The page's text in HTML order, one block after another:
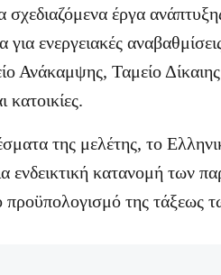
έργα
για ενεργειακές
Ανάκαμψης, Ταμείο
κατοικίες.
της μελέτης, το
ενδεικτική κατανομή των
προϋπολογισμό της τάξεως